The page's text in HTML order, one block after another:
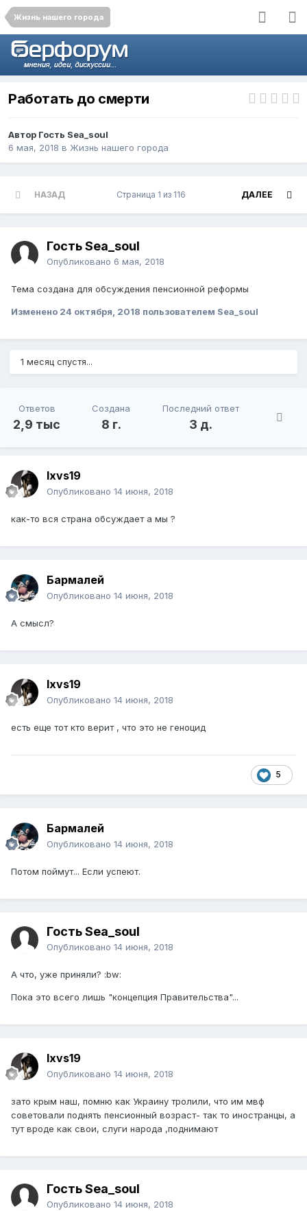
Жизнь нашего города
Работать до смерти
Автор Гость Sea_soul
6 мая, 2018 в Жизнь нашего города
НАЗАД ДАЛЕЕ
Страница 1 из 116
Гость Sea_soul
Опубликовано 6 мая, 2018
Тема создана для обсуждения пенсионной реформы
Изменено 24 октября, 2018 пользователем Sea_soul
1 месяц спустя...
Ответов
2,9 тыс
Создана
8 г.
Последний ответ
3 д.
lxvs19
Опубликовано 14 июня, 2018
как-то вся страна обсуждает а мы ?
Бармалей
Опубликовано 14 июня, 2018
А смысл?
lxvs19
Опубликовано 14 июня, 2018
есть еще тот кто верит , что это не геноцид
5
Бармалей
Опубликовано 14 июня, 2018
Потом поймут... Если успеют.
Гость Sea_soul
Опубликовано 14 июня, 2018
А что, уже приняли? :bw:
Пока это всего лишь "концепция Правительства"...
lxvs19
Опубликовано 14 июня, 2018
зато крым наш, помню как Украину тролили, что им мвф
советовали поднять пенсионный возраст- так то иностранцы, а
тут вроде как свои, слуги народа ,поднимают
Гость Sea_soul
Опубликовано 14 июня, 2018